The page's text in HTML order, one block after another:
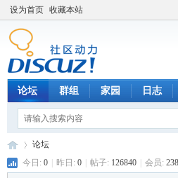
设为首页 收藏本站
论坛 群组 家园 日志
论坛
今日: 0 昨日: 0 帖子: 126840 会员: